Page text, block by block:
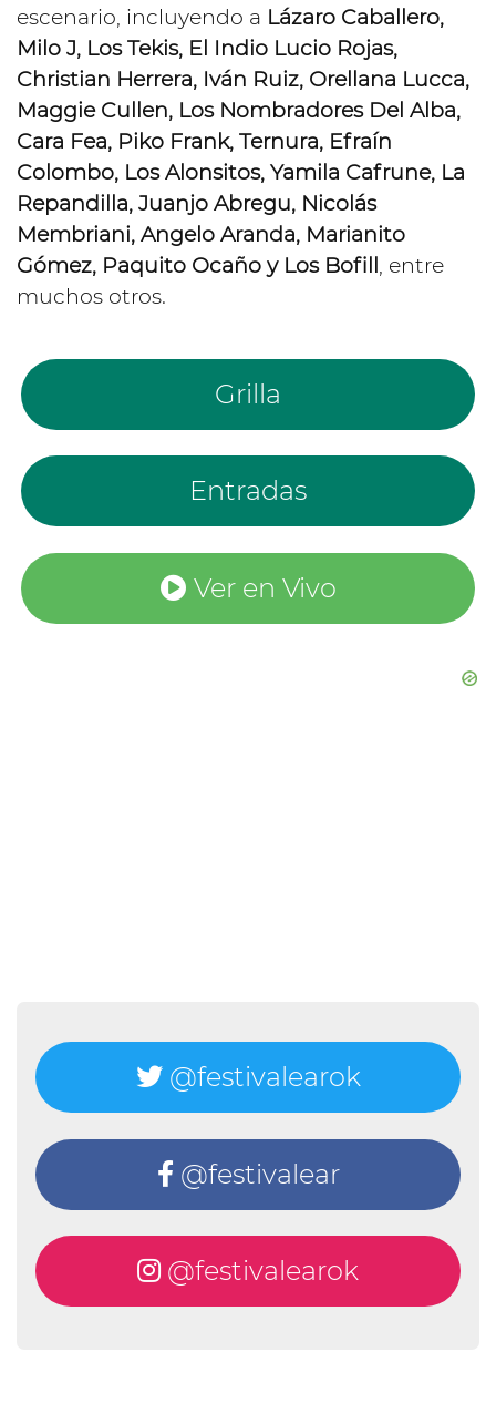
escenario, incluyendo a Lázaro Caballero,
Milo J, Los Tekis, El Indio Lucio Rojas,
Christian Herrera, Iván Ruiz, Orellana Lucca,
Maggie Cullen, Los Nombradores Del Alba,
Cara Fea, Piko Frank, Ternura, Efraín
Colombo, Los Alonsitos, Yamila Cafrune, La
Repandilla, Juanjo Abregu, Nicolás
Membriani, Angelo Aranda, Marianito
Gómez, Paquito Ocaño y Los Bofill, entre
muchos otros.
Grilla
Entradas
Ver en Vivo
@festivalearok
@festivalear
@festivalearok